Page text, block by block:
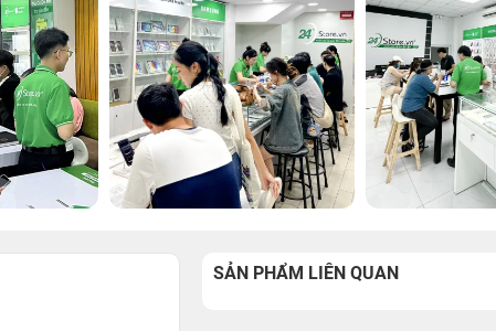
SẢN PHẨM LIÊN QUAN